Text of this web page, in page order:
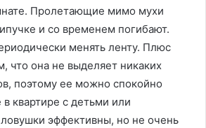
Пролетающие мимо мухи
и со временем погибают.
менять ленту. Плюс
что она не выделяет никаких
поэтому ее можно спокойно
в квартире с детьми или
эффективны, но не очень